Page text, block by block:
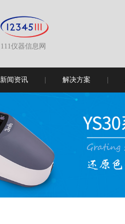
111仪器信息网
新闻资讯 解决方案